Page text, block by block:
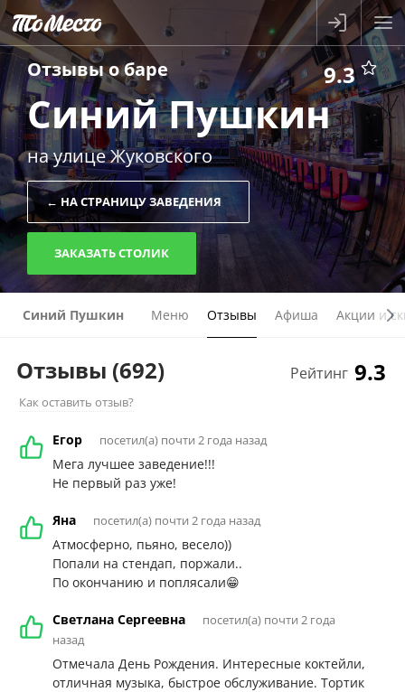
9.3
Отзывы обаре
Синий Пушкин
на улице Жуковского
← НА СТРАНИЦУ ЗАВЕДЕНИЯ
ЗАКАЗАТЬ СТОЛИК
Синий Пушкин Меню Отзывы Афиша Акции и
Рейтинг 9.3
Отзывы (692)
Как оставить отзыв?
Егор посетил(а) почти 2 года назад
Мега лучшее заведение!!!
Не первый раз уже!
Яна посетил(а) почти 2 года назад
Атмосферно, пьяно, весело))
Попали на стендап, поржали..
По окончанию и поплясали😁
Светлана Сергеевна
посетил(а) почти 2 года
назад
Отмечала День Рождения. Интересные коктейли,
отличная музыка, быстрое обслуживание. Тортик